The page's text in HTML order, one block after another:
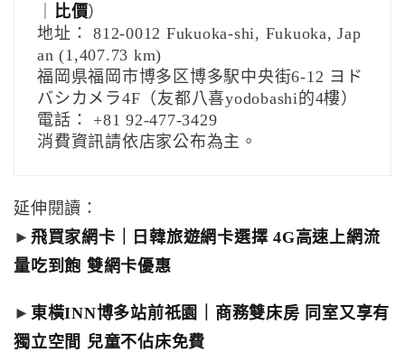
比價）
地址： 812-0012 Fukuoka-shi, Fukuoka, Jap
an (1,407.73 km)
福岡県福岡市博多区博多駅中央街6-12 ヨド
バシカメラ4F（友都八喜yodobashi的4樓）
電話： +81 92-477-3429
消費資訊請依店家公布為主。
延伸閱讀：
► 飛買家網卡｜日韓旅遊網卡選擇 4G高速上網流
量吃到飽 雙網卡優惠
► 東橫INN博多站前祇園｜商務雙床房 同室又享有
獨立空間 兒童不佔床免費